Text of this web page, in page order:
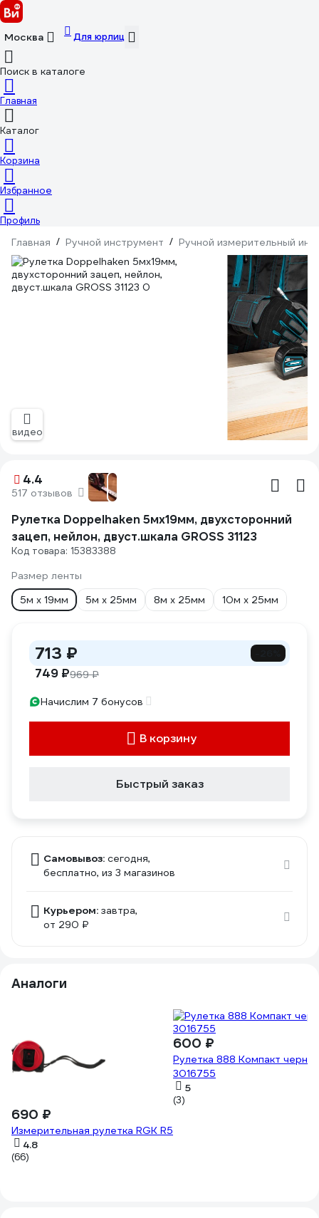
Москва Для юрлиц
Поиск в каталоге
Главная
Каталог
Корзина
Избранное
Профиль
Главная / Ручной инструмент / Ручной измерительный
видео
4.4
517 отзывов
Рулетка Doppelhaken 5мх19мм, двухсторонний
зацеп, нейлон, двуст.шкала GROSS 31123
Код товара: 15383388
Размер ленты
5м х 19мм
5м х 25мм 8м х 25мм 10м х 25мм
713 ₽
749 ₽969 ₽
Начислим 7 бонусов
В корзину
Быстрый заказ
Самовывоз: сегодня,
бесплатно, из 3 магазинов
Курьером: завтра,
от 290 ₽
Аналоги
690 ₽
Измерительная рулетка RGK R5
4.8
(66)
600 ₽
Рулетка 888 Компакт
3016755
5
(3)